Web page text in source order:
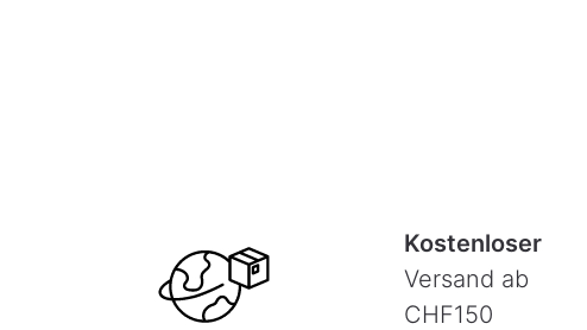
Kostenloser
Versand ab
CHF150